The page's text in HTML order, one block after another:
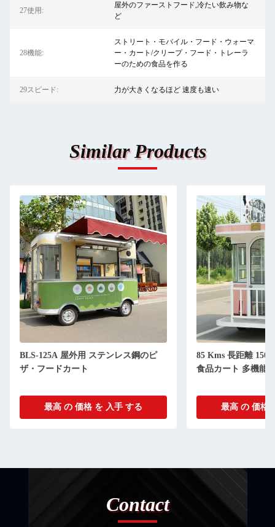
27使用:
屋外のファーストフード,冷たい飲み物な
ど
28機能:
ストリート・モバイル・フード・ウォーマ
ー・カート/クリープ・フード・トレーラ
ーのための食品を作る
29スピード: 力が大きくなるほど 速度も速い
Similar Products
85 Kms 長距離 1500W/2000W/2500W
食品カート 多機能
最高 の 価格 を 入手 する
バーモバイルフー
最高 の 価格
Contact